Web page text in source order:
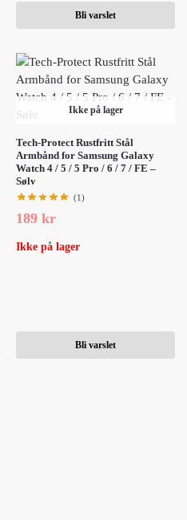
Bli varslet
Ikke på lager
Tech-Protect Rustfritt Stål
Armbånd for Samsung Galaxy
Watch 4 / 5 / 5 Pro / 6 / 7 / FE –
Sølv
(1)
189 kr
Ikke på lager
Bli varslet